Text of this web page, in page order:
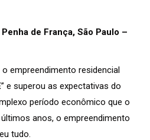
de França, São Paulo –
empreendimento residencial
” e superou as expectativas do
período econômico que o
anos, o empreendimento
tudo.